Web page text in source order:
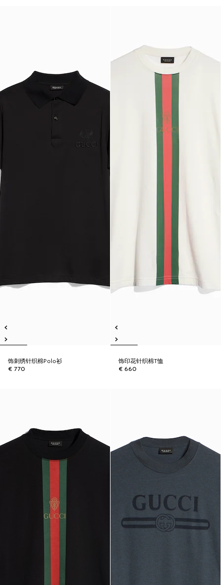
饰刺绣针织棉Polo衫
€ 770
饰印花针织棉T恤
€ 660